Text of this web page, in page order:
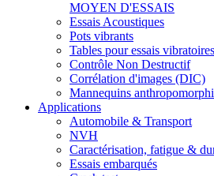
MOYEN D'ESSAIS
Essais Acoustiques
Pots vibrants
Tables pour essais vibratoires
Contrôle Non Destructif
Corrélation d'images (DIC)
Mannequins
Applications
Automobile & Transport
NVH
Caractérisation, fatigue &
Essais embarqués